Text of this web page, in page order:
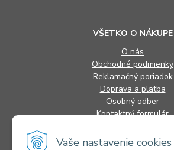
Vaše nastavenie cookies
VŠETKO O NÁKUPE
O nás
Obchodné podmienky
Reklamačný poriadok
Doprava a platba
Osobný odber
Kontaktný formulár